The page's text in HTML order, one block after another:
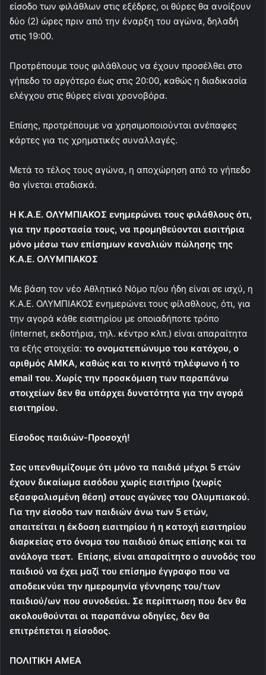
είσοδο των φιλάθλων στις εξέδρες, οι θύρες θα ανοίξουν
δύο (2) ώρες πριν από την έναρξη του αγώνα, δηλαδή
στις 19:00.
Προτρέπουμε τους φιλάθλους να έχουν προσέλθει στο
γήπεδο το αργότερο έως στις 20:00, καθώς η διαδικασία
ελέγχου στις θύρες είναι χρονοβόρα.
Επίσης, προτρέπουμε να χρησιμοποιούνται ανέπαφες
κάρτες για τις χρηματικές συναλλαγές.
Μετά το τέλος τους αγώνα, η αποχώρηση από το γήπεδο
θα γίνεται σταδιακά.
Η Κ.Α.Ε. ΟΛΥΜΠΙΑΚΟΣ ενημερώνει τους φιλάθλους ότι,
για την προστασία τους, να προμηθεύονται εισιτήρια
μόνο μέσω των επίσημων καναλιών πώλησης της
Κ.Α.Ε. ΟΛΥΜΠΙΑΚΟΣ
Με βάση τον νέο Αθλητικό Νόμο π/ου ήδη είναι σε ισχύ, η
Κ.Α.Ε. ΟΛΥΜΠΙΑΚΟΣ ενημερώνει τους φίλαθλους, ότι, για
την αγορά κάθε εισιτηρίου με οποιαδήποτε τρόπο
(internet, εκδοτήρια, τηλ. κέντρο κλπ.) είναι απαραίτητα
τα εξής στοιχεία: το ονοματεπώνυμο του κατόχου, ο
αριθμός ΑΜΚΑ, καθώς και το κινητό τηλέφωνο ή το
email του. Χωρίς την προσκόμιση των παραπάνω
στοιχείων δεν θα υπάρχει δυνατότητα για την αγορά
εισιτηρίου.
Είσοδος παιδιών-Προσοχή!
Σας υπενθυμίζουμε ότι μόνο τα παιδιά μέχρι 5 ετών
έχουν δικαίωμα εισόδου χωρίς εισιτήριο (χωρίς
εξασφαλισμένη θέση) στους αγώνες του Ολυμπιακού.
Για την είσοδο των παιδιών άνω των 5 ετών,
απαιτείται η έκδοση εισιτηρίου ή η κατοχή εισιτηρίου
διαρκείας στο όνομα του παιδιού όπως επίσης και τα
ανάλογα τεστ. Επίσης, είναι απαραίτητο ο συνοδός του
παιδιού να έχει μαζί του επίσημο έγγραφο που να
αποδεικνύει την ημερομηνία γέννησης του/των
παιδιού/ων που συνοδεύει. Σε περίπτωση που δεν θα
ακολουθούνται οι παραπάνω οδηγίες, δεν θα
επιτρέπεται η είσοδος.
ΠΟΛΙΤΙΚΗ ΑΜΕΑ